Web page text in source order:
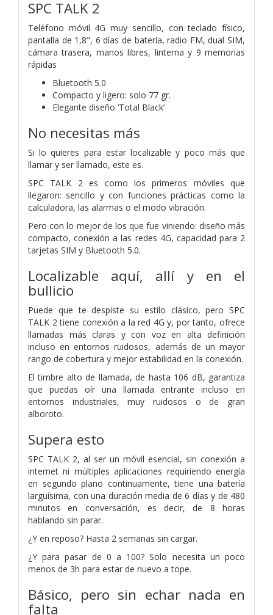
SPC TALK 2
Teléfono móvil 4G muy sencillo, con teclado físico,
pantalla de 1,8", 6 días de batería, radio FM, dual SIM,
cámara trasera, manos libres, linterna y 9 memorias
rápidas
Bluetooth 5.0
Compacto y ligero: solo 77 gr.
Elegante diseño ‘Total Black’
No necesitas más
Si lo quieres para estar localizable y poco más que
llamar y ser llamado, este es.
SPC TALK 2 es como los primeros móviles que
llegaron: sencillo y con funciones prácticas como la
calculadora, las alarmas o el modo vibración.
Pero con lo mejor de los que fue viniendo: diseño más
compacto, conexión a las redes 4G, capacidad para 2
tarjetas SIM y Bluetooth 5.0.
Localizable aquí, allí y en el
bullicio
Puede que te despiste su estilo clásico, pero SPC
TALK 2 tiene conexión a la red 4G y, por tanto, ofrece
llamadas más claras y con voz en alta definición
incluso en entornos ruidosos, además de un mayor
rango de cobertura y mejor estabilidad en la conexión.
El timbre alto de llamada, de hasta 106 dB, garantiza
que puedas oír una llamada entrante incluso en
entornos industriales, muy ruidosos o de gran
alboroto.
Supera esto
SPC TALK 2, al ser un móvil esencial, sin conexión a
internet ni múltiples aplicaciones requiriendo energía
en segundo plano continuamente, tiene una batería
larguísima, con una duración media de 6 días y de 480
minutos en conversación, es decir, de 8 horas
hablando sin parar.
¿Y en reposo? Hasta 2 semanas sin cargar.
¿Y para pasar de 0 a 100? Solo necesita un poco
menos de 3h para estar de nuevo a tope.
Básico, pero sin echar nada en
falta